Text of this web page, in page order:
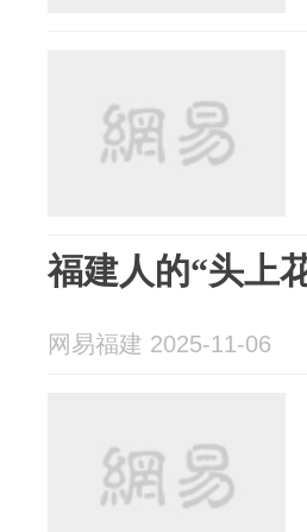
福建人的“头上
网易福建 2025-11-06